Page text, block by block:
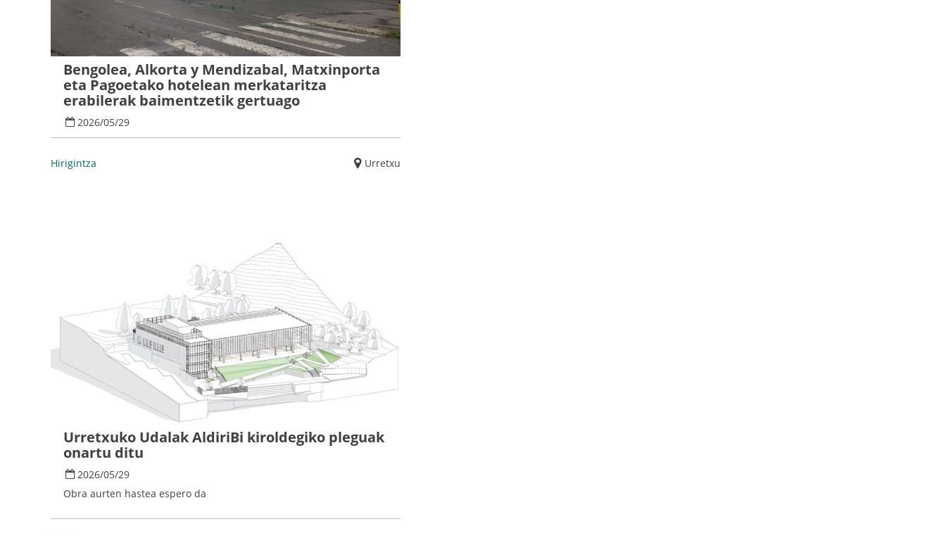
Bengolea, Alkorta y Mendizabal, Matxinporta
eta Pagoetako hotelean merkataritza
erabilerak baimentzetik gertuago
2026/05/29
Hirigintza Urretxu
Urretxuko Udalak AldiriBi kiroldegiko pleguak
onartu ditu
2026/05/29
Obra aurten hastea espero da